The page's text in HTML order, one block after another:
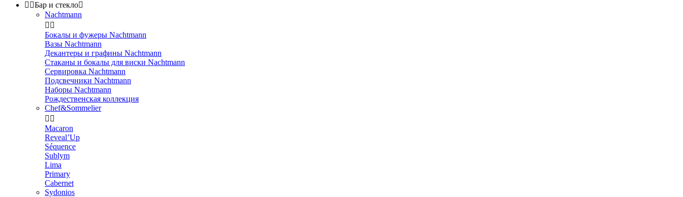
 Бар и стекло
Nachtmann
 
Бокалы и фужеры Nachtmann
Вазы Nachtmann
Декантеры и графины Nachtmann
Стаканы и бокалы для виски Nachtmann
Сервировка Nachtmann
Подсвечники Nachtmann
Наборы Nachtmann
Рождественская коллекция
Chef&Sommelier
 
Macaron
Reveal’Up
Séquence
Sublym
Lima
Primary
Cabernet
Sydonios